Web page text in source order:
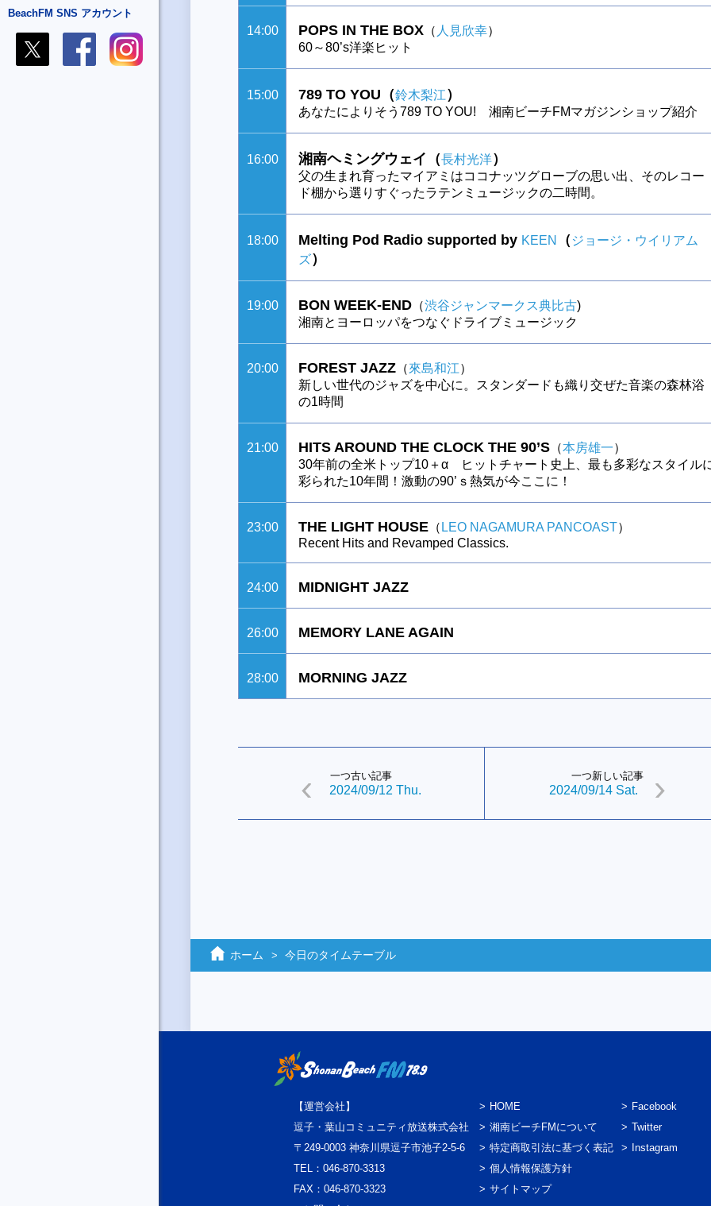
BeachFM SNS アカウント
14:00 POPS IN THE BOX （ 人見欣幸）
60～80’s洋楽ヒット
15:00 789 TO YOU（鈴木梨江）
あなたによりそう789 TO YOU! 湘南ビーチFMマガジンショップ紹介
16:00 湘南ヘミングウェイ（長村光洋）
父の生まれ育ったマイアミはココナッツグローブの思い出、そのレコー
ド棚から選りすぐったラテンミュージックの二時間。
18:00 Melting Pod Radio supported by KEEN （ ジョージ・ウイリアム
ズ）
19:00 BON WEEK-END （渋谷ジャンマークス典比古)
湘南とヨーロッパをつなぐドライブミュージック
20:00 FOREST JAZZ （來島和江）
新しい世代のジャズを中心に。スタンダードも織り交ぜた音楽の森林浴
の1時間
21:00 HITS AROUND THE CLOCK THE 90’S （本房雄一）
30年前の全米トップ10＋α ヒットチャート史上、最も多彩なスタイル
彩られた10年間！激動の90’ｓ熱気が今ここに！
23:00 THE LIGHT HOUSE （ LEO NAGAMURA PANCOAST）
Recent Hits and Revamped Classics.
24:00 MIDNIGHT JAZZ
26:00 MEMORY LANE AGAIN
28:00 MORNING JAZZ
一つ古い記事
2024/09/12 Thu.
一つ新しい記事
2024/09/14 Sat.
ホーム 今日のタイムテーブル
【運営会社】
逗子・葉山コミュニティ放送株式会社
〒249-0003 神奈川県逗子市池子2-5-6
TEL：046-870-3313
FAX：046-870-3323
HOME
湘南ビーチFMについて
特定商取引法に基づく表記
個人情報保護方針
サイトマップ
Facebook
Twitter
Instagram